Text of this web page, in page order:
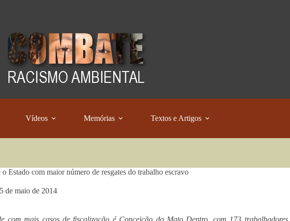
Vídeos Memórias Textos e Artigos
o Estado com maior número de resgates do trabalho escravo
de maio de 2014
com mais casos de fiscalização é Conceição do Mato Dentro, com 173